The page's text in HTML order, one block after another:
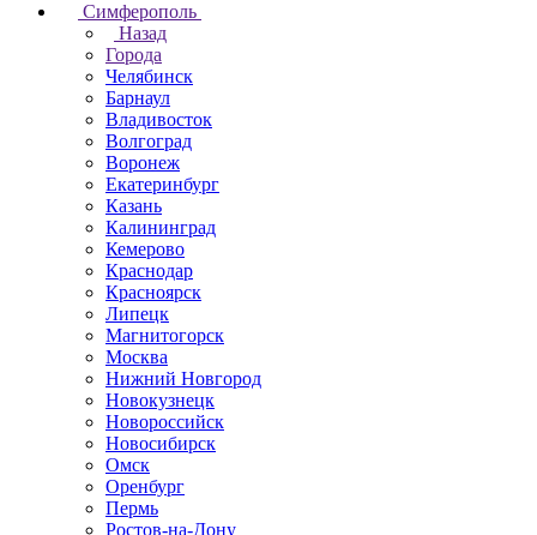
Симферополь
Назад
Города
Челябинск
Барнаул
Владивосток
Волгоград
Воронеж
Екатеринбург
Казань
Калининград
Кемерово
Краснодар
Красноярск
Липецк
Магнитогорск
Москва
Нижний Новгород
Новокузнецк
Новороссийск
Новосибирск
Омск
Оренбург
Пермь
Ростов-на-Дону